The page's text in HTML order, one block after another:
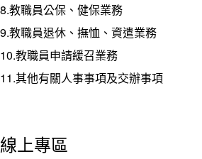
8.教職員公保、健保業務
9.教職員退休、撫恤、資遣業務
10.教職員申請緩召業務
11.其他有關人事事項及交辦事項
線上專區